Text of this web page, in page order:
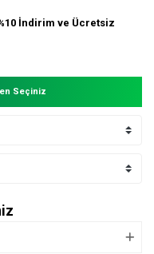
İndirim ve Ücretsiz
Seçiniz